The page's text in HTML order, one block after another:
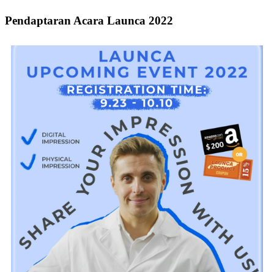
Pendaptaran Acara Launca 2022